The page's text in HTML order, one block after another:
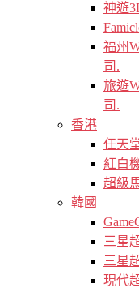
神遊
福州
司.
旅遊
司.
香港
任天
紅白
超級
韓國
三星
三星
現代